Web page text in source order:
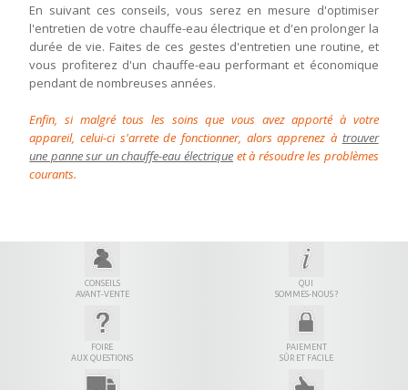
En suivant ces conseils, vous serez en mesure d'optimiser
l'entretien de votre chauffe-eau électrique et d'en prolonger la
durée de vie. Faites de ces gestes d'entretien une routine, et
vous profiterez d'un chauffe-eau performant et économique
pendant de nombreuses années.
Enfin, si malgré tous les soins que vous avez apporté à votre
appareil, celui-ci s'arrete de fonctionner, alors apprenez à trouver
une panne sur un chauffe-eau électrique et à résoudre les problèmes
courants.
CONSEILS
AVANT-VENTE
QUI
SOMMES-NOUS ?
FOIRE
AUX QUESTIONS
PAIEMENT
SÛR ET FACILE